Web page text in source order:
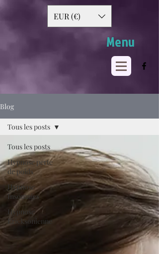
Menu
EUR (€)
Blog
Tous les posts
Hypnose perte
de poids
Hypnose
Insomnies
Hypnose
Ericksonienne
Tous les posts